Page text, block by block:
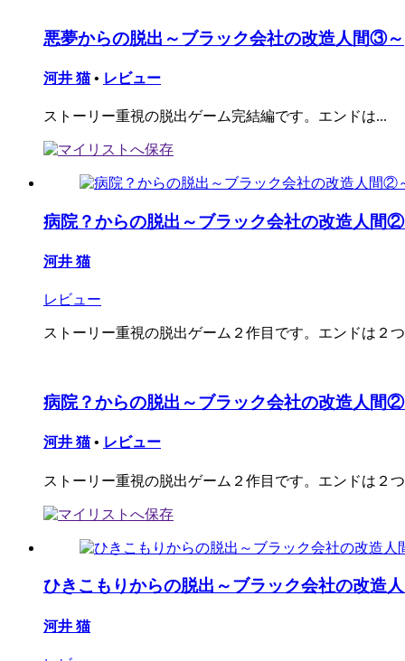
悪夢からの脱出～ブラック会社の改造人間③～
河井 猫 • レビュー
ストーリー重視の脱出ゲーム完結編です。エンドは...
病院？からの脱出～ブラック会社の改造人間
河井 猫
レビュー
ストーリー重視の脱出ゲーム２作目です。エンドは２つ
病院？からの脱出～ブラック会社の改造人間
河井 猫 • レビュー
ストーリー重視の脱出ゲーム２作目です。エンドは２つ
ひきこもりからの脱出～ブラック会社の改造
河井 猫